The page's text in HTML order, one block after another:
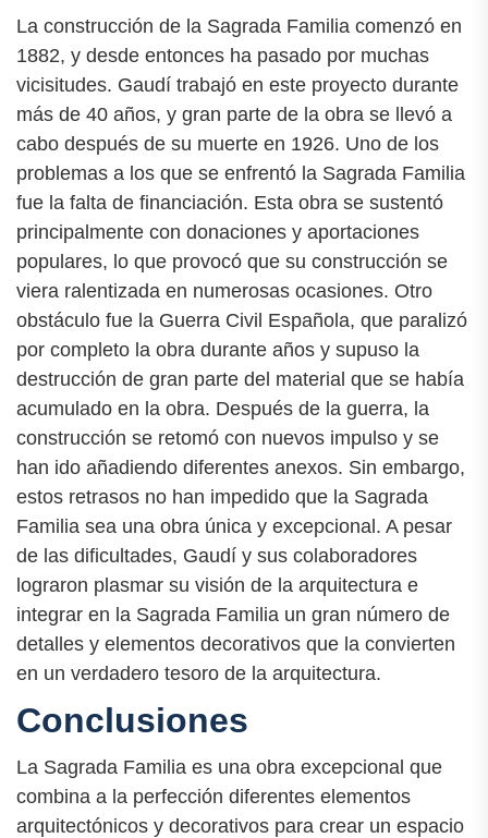
La construcción de la Sagrada Familia comenzó en
1882, y desde entonces ha pasado por muchas
vicisitudes. Gaudí trabajó en este proyecto durante
más de 40 años, y gran parte de la obra se llevó a
cabo después de su muerte en 1926. Uno de los
problemas a los que se enfrentó la Sagrada Familia
fue la falta de financiación. Esta obra se sustentó
principalmente con donaciones y aportaciones
populares, lo que provocó que su construcción se
viera ralentizada en numerosas ocasiones. Otro
obstáculo fue la Guerra Civil Española, que paralizó
por completo la obra durante años y supuso la
destrucción de gran parte del material que se había
acumulado en la obra. Después de la guerra, la
construcción se retomó con nuevos impulso y se
han ido añadiendo diferentes anexos. Sin embargo,
estos retrasos no han impedido que la Sagrada
Familia sea una obra única y excepcional. A pesar
de las dificultades, Gaudí y sus colaboradores
lograron plasmar su visión de la arquitectura e
integrar en la Sagrada Familia un gran número de
detalles y elementos decorativos que la convierten
en un verdadero tesoro de la arquitectura.
Conclusiones
La Sagrada Familia es una obra excepcional que
combina a la perfección diferentes elementos
arquitectónicos y decorativos para crear un espacio